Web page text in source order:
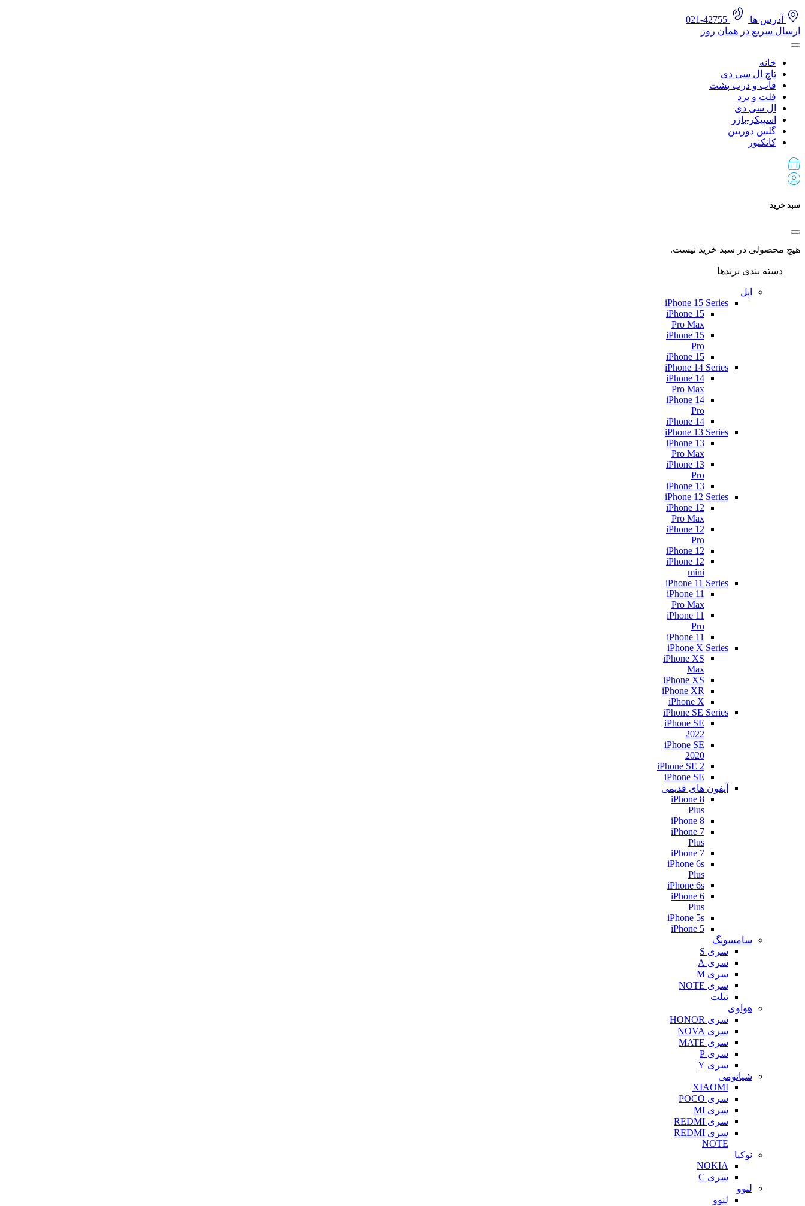
آدرس ها
ارسال سریع در همان روز
خانه
تاچ ال سی دی
قاب و درب پشت
فلت و برد
ال سی دی
اسپیکر-بازر
گلس دوربین
کانکتور
سبد خرید
هیچ محصولی در سبد خرید نیست.
دسته بندی برندها
اپل
iPhone 15 Series
iPhone 15
Pro Max
iPhone 15
Pro
iPhone 15
iPhone 14 Series
iPhone 14
Pro Max
iPhone 14
Pro
iPhone 14
iPhone 13 Series
iPhone 13
Pro Max
iPhone 13
Pro
iPhone 13
iPhone 12 Series
iPhone 12
Pro Max
iPhone 12
Pro
iPhone 12
iPhone 12
mini
iPhone 11 Series
iPhone 11
Pro Max
iPhone 11
Pro
iPhone 11
iPhone X Series
iPhone XS
Max
iPhone XS
iPhone XR
iPhone X
iPhone SE Series
iPhone SE
2022
iPhone SE
2020
iPhone SE 2
iPhone SE
آیفون های قدیمی
iPhone 8
Plus
iPhone 8
iPhone 7
Plus
iPhone 7
iPhone 6s
Plus
iPhone 6s
iPhone 6
Plus
iPhone 5s
iPhone 5
سامسونگ
سری S
سری A
سری M
سری NOTE
تبلت
هواوی
سری HONOR
سری NOVA
سری MATE
سری P
سری Y
شیائومی
XIAOMI
سری POCO
سری MI
سری REDMI
سری REDMI
NOTE
نوکیا
NOKIA
سری C
لنوو
لنوو